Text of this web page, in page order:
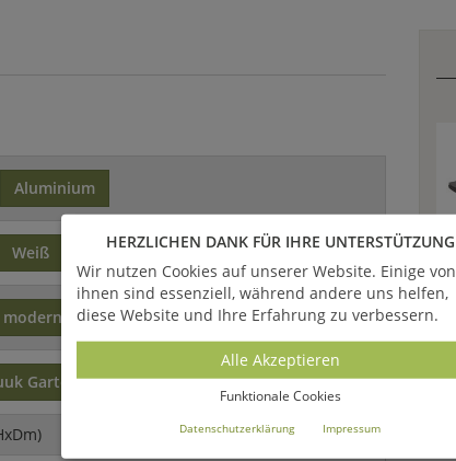
Aluminium
Weiß
modern
Gartenmöbel
HERZLICHEN DANK FÜR IHRE UNTERSTÜTZUNG
Wir nutzen Cookies auf unserer Website. Einige von
ihnen sind essenziell, während andere uns helfen,
diese Website und Ihre Erfahrung zu verbessern.
Alle Akzeptieren
Funktionale Cookies
Datenschutzerklärung Impressum